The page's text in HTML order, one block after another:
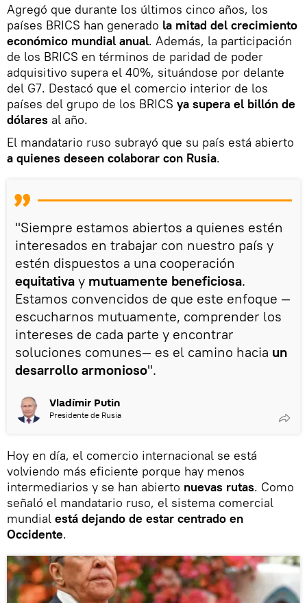
Agregó que durante los últimos cinco años, los
países BRICS han generado la mitad del crecimiento
económico mundial anual. Además, la participación
de los BRICS en términos de paridad de poder
adquisitivo supera el 40%, situándose por delante
del G7. Destacó que el comercio interior de los
países del grupo de los BRICS ya supera el billón de
dólares al año.
El mandatario ruso subrayó que su país está abierto
a quienes deseen colaborar con Rusia.
"Siempre estamos abiertos a quienes estén
interesados en trabajar con nuestro país y
estén dispuestos a una cooperación
equitativa y mutuamente beneficiosa.
Estamos convencidos de que este enfoque —
escucharnos mutuamente, comprender los
intereses de cada parte y encontrar
soluciones comunes— es el camino hacia un
desarrollo armonioso".
Vladímir Putin
Presidente de Rusia
Hoy en día, el comercio internacional se está
volviendo más eficiente porque hay menos
intermediarios y se han abierto nuevas rutas. Como
señaló el mandatario ruso, el sistema comercial
mundial está dejando de estar centrado en
Occidente.